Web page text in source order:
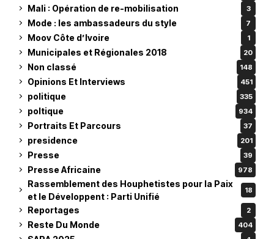
Mali : Opération de re-mobilisation 3
Mode : les ambassadeurs du style 7
Moov Côte d’Ivoire 1
Municipales et Régionales 2018 20
Non classé 148
Opinions Et Interviews 451
politique 335
poltique 934
Portraits Et Parcours 37
presidence 201
Presse 39
Presse Africaine 978
Rassemblement des Houphetistes pour la Paix
et le Développent : Parti Unifié
18
Reportages 2
Reste Du Monde 404